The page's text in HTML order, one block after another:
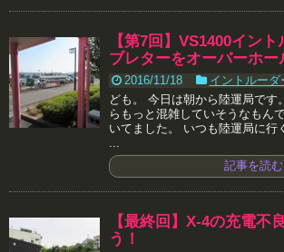
【第7回】VS1400イン
ブレターをオーバーホー
2016/11/18
イントルーダ
ども。 今日は朝から陸運局です
らもっと混雑していそうなもん
いてました。 いつも陸運局に行
記事を読む
【最終回】X-4の充電不
う！